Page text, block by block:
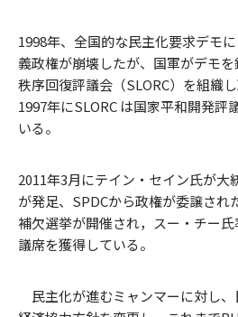
1998年、全国的な民主化要求デモ
義政権が崩壊したが、国軍がデモ
秩序回復評議会（SLORC）を組織
1997年にSLORC は国家平和開発評
いる。
2011年3月にテイン・セイン氏が大
が発足、SPDCから政権が委譲され
補欠選挙が開催され，スー・チー
議席を獲得している。
民主化が進むミャンマーに対し、